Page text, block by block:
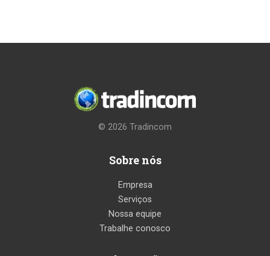
© 2026 Tradincom
Sobre nós
Empresa
Serviços
Nossa equipe
Trabalhe conosco